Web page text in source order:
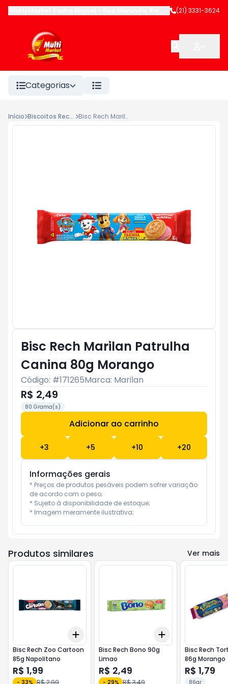
Rio de Janeiro-RJ
(21) 3331-3624
Categorias
Início Biscoitos Recheados Bisc Rech Marilan Patrulha Canina 80g Morango
Bisc Rech Marilan Patrulha
Canina 80g Morango
Código: #171265Marca: Marilan
R$ 2,49
80 Grama(s)
Adicionar ao carrinho
+3 +5 +10 +20
Informações gerais
* Preços de produtos pesáveis podem sofrer variação
de acordo com o peso;
* Sujeito à disponibilidade de estoque;
* Imagem meramente ilustrativa;
Produtos similares Ver mais
Add
Bisc Rech Zoo Cartoon
85g Napolitano
R$ 1,99
- 33% R$ 2,99
Add
Bisc Rech Bono 90g
Limao
R$ 2,49
- 29% R$ 3,49
Bisc Rech
86g Morango
R$ 1,79
86gr